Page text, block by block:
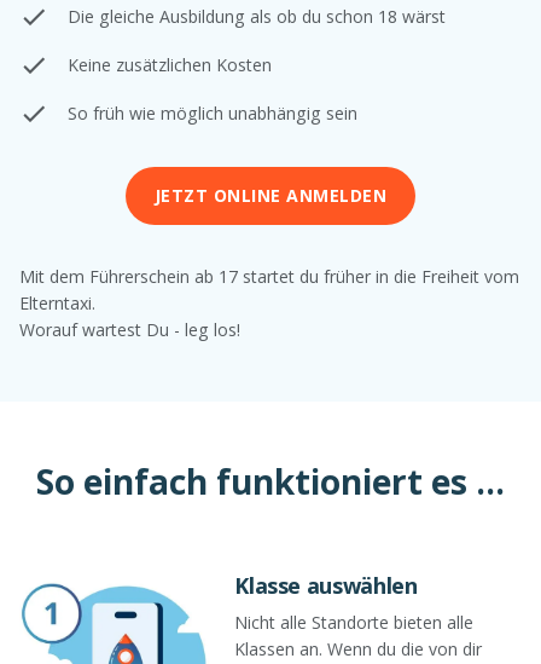
Die gleiche Ausbildung als ob du schon 18 wärst
Keine zusätzlichen Kosten
So früh wie möglich unabhängig sein
JETZT ONLINE ANMELDEN
Mit dem Führerschein ab 17 startet du früher in die Freiheit vom
Elterntaxi.
Worauf wartest Du - leg los!
So einfach funktioniert es ...
Klasse auswählen
Nicht alle Standorte bieten alle
Klassen an. Wenn du die von dir